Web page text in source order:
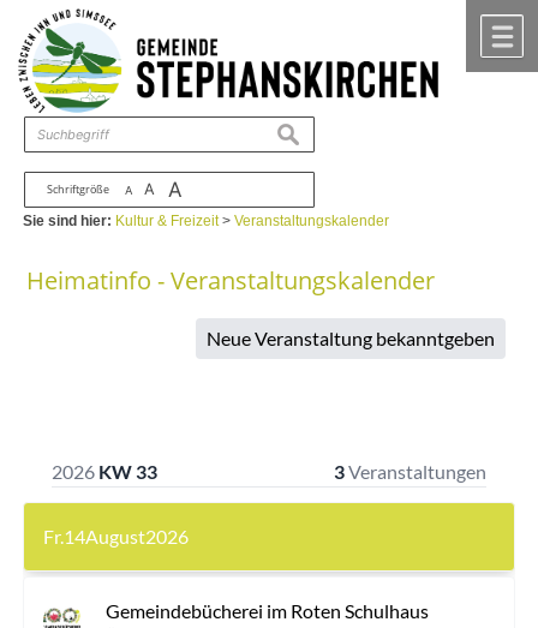
Zum Inhalt ,zur Navigation
Schriftgröße A A A
suchen
Sie sind hier: Kultur & Freizeit>Veranstaltungskalender
Heimatinfo - Veranstaltungskalender